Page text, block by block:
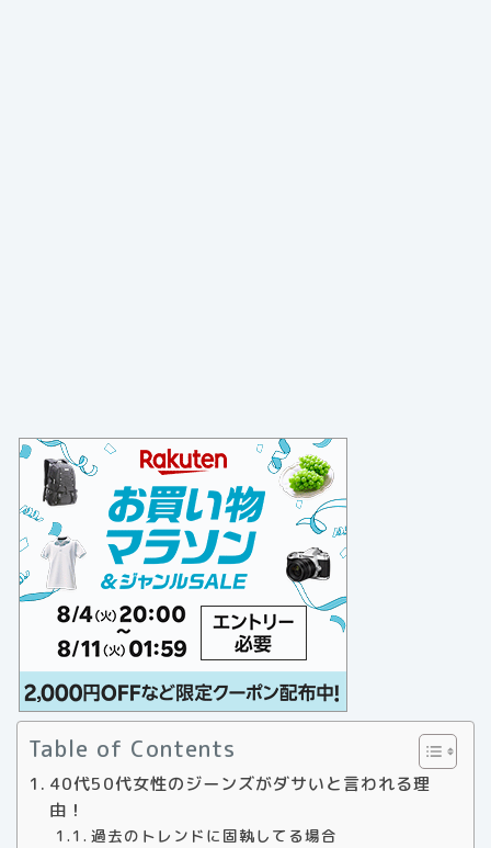
Table of Contents
40代50代女性のジーンズがダサいと言われる理
由！
過去のトレンドに固執してる場合